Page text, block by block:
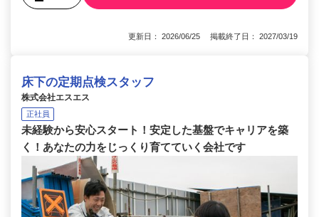
更新日： 2026/06/25 掲載終了日： 2027/03/19
床下の定期点検スタッフ
株式会社エスエス
正社員
未経験から安心スタート！安定した基盤でキャリアを築
く！あなたの力をじっくり育てていく会社です